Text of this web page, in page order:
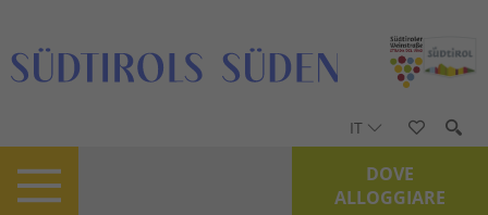
IT
DOVE
ALLOGGIARE